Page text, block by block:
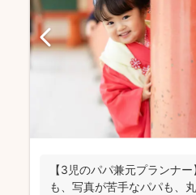
【3児のパパ兼元プランナ
も、写真が苦手なパパも、